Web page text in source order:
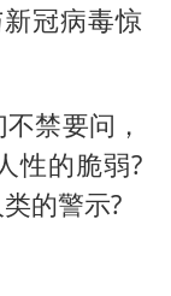
冠病毒惊
禁要问，
性的脆弱?
的警示?